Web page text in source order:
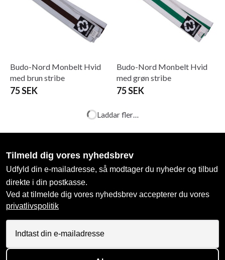
Budo-Nord Monbelt Hvid
med brun stribe
75 SEK
Budo-Nord Monbelt Hvid
med grøn stribe
75 SEK
Laddar fler…
Tilmeld dig vores nyhedsbrev
Udfyld din e-mailadresse, så modtager du nyheder og tilbud
direkte i din postkasse.
Ved at tilmelde dig vores nyhedsbrev accepterer du vores
privatlivspolitik